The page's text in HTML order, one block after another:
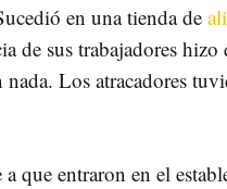
en una tienda de
de sus trabajadores hizo
nada. Los atracadores
a que entraron en el